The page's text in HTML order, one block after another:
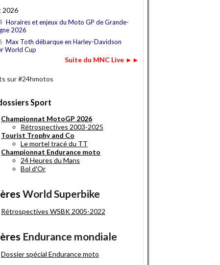
2026
Horaires et enjeux du Moto GP de Grande-
2026
Max Toth débarque en Harley-Davidson
World Cup
Suite du MNC Live ►►
sur #24hmotos
Sport
Championnat MotoGP 2026
Rétrospectives 2003-2025
Tourist Trophy and Co
Le mortel tracé du TT
Championnat Endurance moto
24 Heures du Mans
Bol d'Or
World Superbike
Rétrospectives WSBK 2005-2022
Endurance mondiale
Dossier spécial Endurance moto